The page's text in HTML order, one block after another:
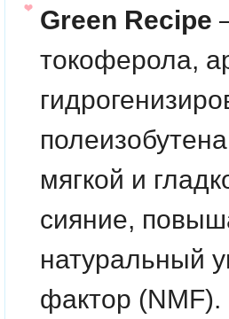
Green Recipe
токоферола,
мягкой и
сияние,
натуральный
фактор (NMF).